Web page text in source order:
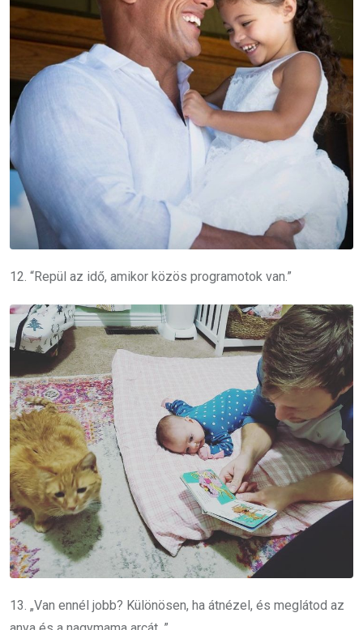
12. “Repül az idő, amikor közös programotok van.”
13. „Van ennél jobb? Különösen, ha átnézel, és meglátod az